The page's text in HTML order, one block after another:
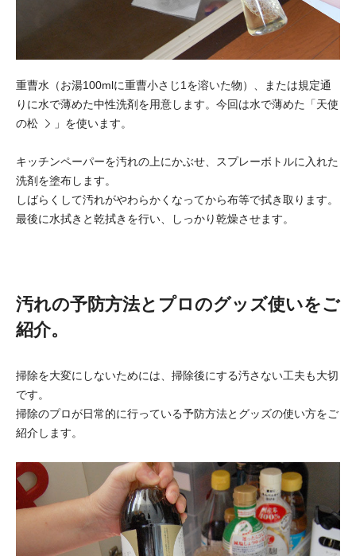
重曹水（お湯100mlに重曹小さじ1を溶いた物）、または規定通
りに水で薄めた中性洗剤を用意します。今回は水で薄めた「天使
の松
」を使います。
キッチンペーパーを汚れの上にかぶせ、スプレーボトルに入れた
洗剤を塗布します。
しばらくして汚れがやわらかくなってから布等で拭き取ります。
最後に水拭きと乾拭きを行い、しっかり乾燥させます。
汚れの予防方法とプロのグッズ使いをご
紹介。
掃除を大変にしないためには、掃除後にする汚さない工夫も大切
です。
掃除のプロが日常的に行っている予防方法とグッズの使い方をご
紹介します。